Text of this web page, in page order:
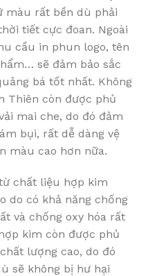
màu rất bền dù phải
tiết cực đoan. Ngoài
cầu in phun logo, tên
sẽ đảm bảo sắc
bá tốt nhất. Không
Thiên còn được phủ
mai che, do đó đảm
bụi, rất dễ dàng vệ
màu cao hơn nữa.
chất liệu hợp kim
do có khả năng chống
và chống oxy hóa rất
kim còn được phủ
lượng cao, do đó
sẽ không bị hư hại